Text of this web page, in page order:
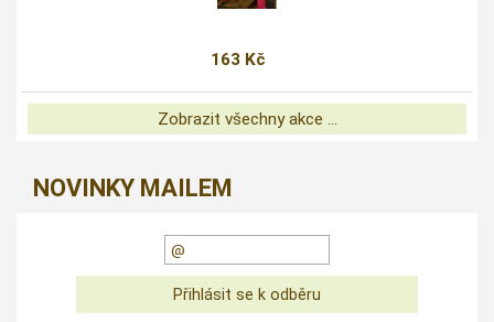
163 Kč
Zobrazit všechny akce ...
NOVINKY MAILEM